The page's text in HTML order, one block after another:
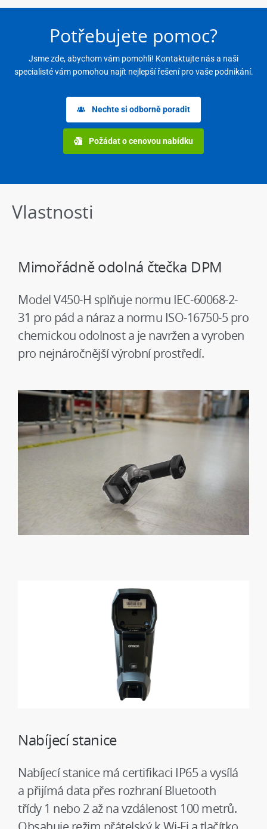
Potřebujete pomoc?
Jsme zde, abychom vám pomohli! Kontaktujte nás a naši
specialisté vám pomohou najít nejlepší řešení pro vaše podnikání.
Nechte si odborně poradit
Požádat o cenovou nabídku
Vlastnosti
Mimořádně odolná čtečka DPM
Model V450-H splňuje normu IEC-60068-2-
31 pro pád a náraz a normu ISO-16750-5 pro
chemickou odolnost a je navržen a vyroben
pro nejnáročnější výrobní prostředí.
Nabíjecí stanice
Nabíjecí stanice má certifikaci IP65 a vysílá
a přijímá data přes rozhraní Bluetooth
třídy 1 nebo 2 až na vzdálenost 100 metrů.